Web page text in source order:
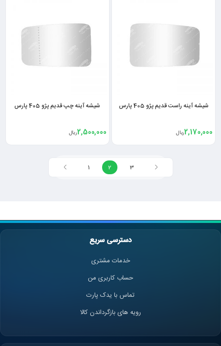
شیشه آینه راست قدیم پژو 405 پارس
2,170,000ریال
شیشه آینه چپ قدیم پژو 405 پارس
2,500,000ریال
1 2 3
دسترسی سریع
خدمات مشتری
حساب کاربری من
تماس با یدک پارت
رویه های بازگرداندن کالا